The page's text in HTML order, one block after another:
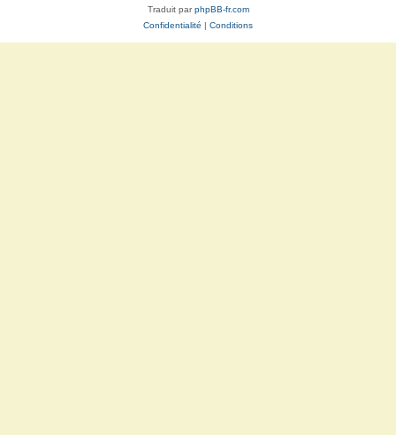
Traduit parphpBB-fr.com
Confidentialité | Conditions